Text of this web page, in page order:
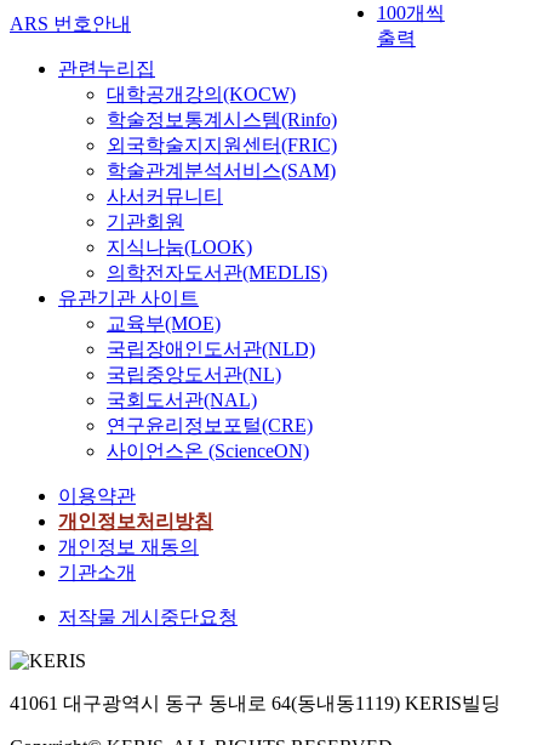
100개씩
출력
ARS 번호안내
관련누리집
대학공개강의(KOCW)
학술정보통계시스템(Rinfo)
외국학술지지원센터(FRIC)
학술관계분석서비스(SAM)
사서커뮤니티
기관회원
지식나눔(LOOK)
의학전자도서관(MEDLIS)
유관기관 사이트
교육부(MOE)
국립장애인도서관(NLD)
국립중앙도서관(NL)
국회도서관(NAL)
연구윤리정보포털(CRE)
사이언스온 (ScienceON)
이용약관
개인정보처리방침
개인정보 재동의
기관소개
저작물 게시중단요청
41061 대구광역시 동구 동내로 64(동내동1119) KERIS빌딩